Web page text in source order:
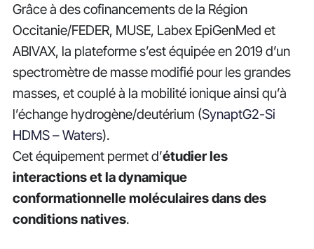
Grâce à des cofinancements de la Région
Occitanie/FEDER, MUSE, Labex EpiGenMed et
ABIVAX, la plateforme s’est équipée en 2019 d’un
spectromètre de masse modifié pour les grandes
masses, et couplé à la mobilité ionique ainsi qu’à
l’échange hydrogène/deutérium (SynaptG2-Si
HDMS – Waters).
Cet équipement permet d’étudier les
interactions et la dynamique
conformationnelle moléculaires dans des
conditions natives.